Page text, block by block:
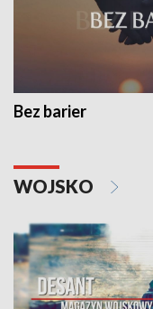
Bez barier
WOJSKO